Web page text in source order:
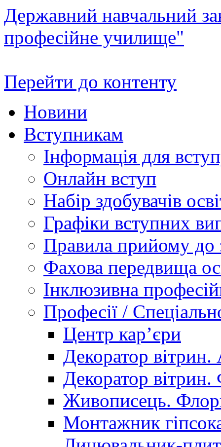
Державний навчальний
професійне училище"
Перейти до контенту
Новини
Вступникам
Інформація для
Онлайн вступ
Набір здобувачів
Графіки вступних
Правила прийому до
Фахова передвища
Інклюзивна
Професії /
Центр кар’єри
Декоратор вітрин.
Декоратор вітрин.
Живописець.
Монтажник